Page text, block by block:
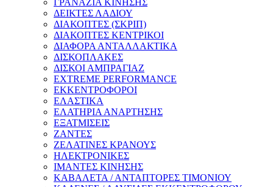
ΓΡΑΝΑΖΙΑ ΚΙΝΗΣΗΣ
ΔΕΙΚΤΕΣ ΛΑΔΙΟΥ
ΔΙΑΚΟΠΤΕΣ (ΣΚΡΙΠ)
ΔΙΑΚΟΠΤΕΣ ΚΕΝΤΡΙΚΟΙ
ΔΙΑΦΟΡΑ ΑΝΤΑΛΛΑΚΤΙΚΑ
ΔΙΣΚΟΠΛΑΚΕΣ
ΔΙΣΚΟΙ ΑΜΠΡΑΓΙΑΖ
EXTREME PERFORMANCE
ΕΚΚΕΝΤΡΟΦΟΡΟΙ
ΕΛΑΣΤΙΚΑ
ΕΛΑΤΗΡΙΑ ΑΝΑΡΤΗΣΗΣ
ΕΞΑΤΜΙΣΕΙΣ
ΖΑΝΤΕΣ
ΖΕΛΑΤΙΝΕΣ ΚΡΑΝΟΥΣ
ΗΛΕΚΤΡΟΝΙΚΕΣ
ΙΜΑΝΤΕΣ ΚΙΝΗΣΗΣ
ΚΑΒΑΛΕΤΑ / ΑΝΤΑΠΤΟΡΕΣ ΤΙΜΟΝΙΟΥ